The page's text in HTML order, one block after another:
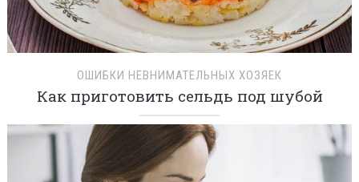
ОШИБКИ НЕВНИМАТЕЛЬНЫХ ХОЗЯЕК
Как приготовить сельдь под шубой